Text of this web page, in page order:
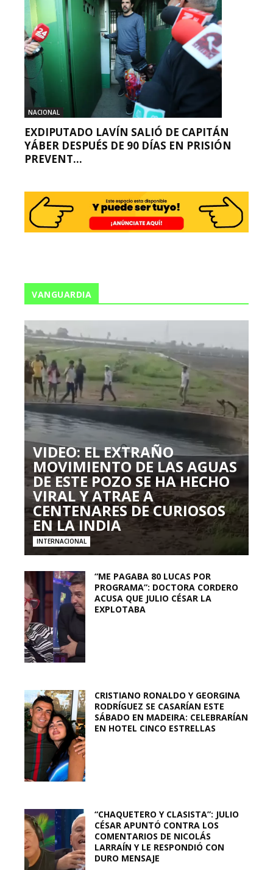
NACIONAL
EXDIPUTADO LAVÍN SALIÓ DE CAPITÁN
YÁBER DESPUÉS DE 90 DÍAS EN PRISIÓN
PREVENT...
VANGUARDIA
VIDEO: EL EXTRAÑO
MOVIMIENTO DE LAS AGUAS
DE ESTE POZO SE HA HECHO
VIRAL Y ATRAE A
CENTENARES DE CURIOSOS
EN LA INDIA
INTERNACIONAL
“ME PAGABA 80 LUCAS POR
PROGRAMA”: DOCTORA CORDERO
ACUSA QUE JULIO CÉSAR LA
EXPLOTABA
CRISTIANO RONALDO Y GEORGINA
RODRÍGUEZ SE CASARÍAN ESTE
SÁBADO EN MADEIRA: CELEBRARÍAN
EN HOTEL CINCO ESTRELLAS
“CHAQUETERO Y CLASISTA”: JULIO
CÉSAR APUNTÓ CONTRA LOS
COMENTARIOS DE NICOLÁS
LARRAÍN Y LE RESPONDIÓ CON
DURO MENSAJE